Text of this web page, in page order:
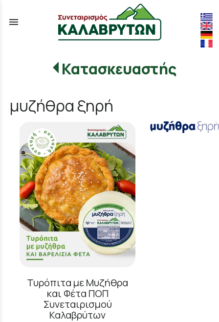
menu
Κατασκευαστής
μυζήθρα ξηρή
Τυρόπιτα με Μυζήθρα
και Φέτα ΠΟΠ
Συνεταιρισμού
Καλαβρύτων